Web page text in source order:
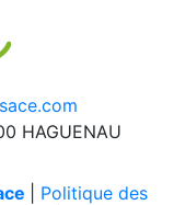
HAGUENAU
Politique des